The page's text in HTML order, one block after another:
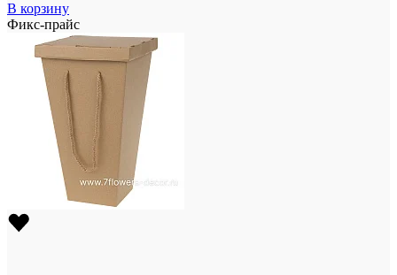
В корзину
Фикс-прайс